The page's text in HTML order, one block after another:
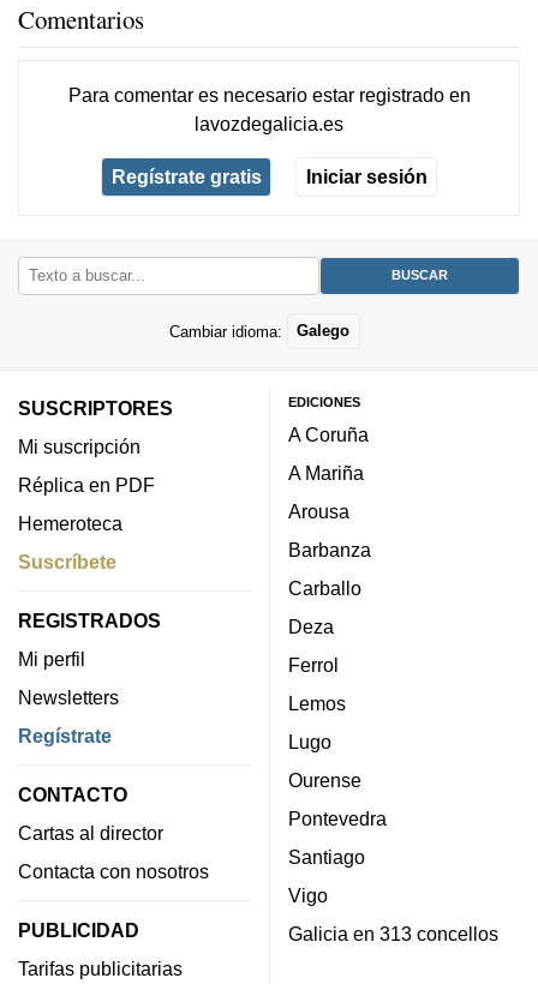
Comentarios
Para comentar es necesario estar registradoen
lavozdegalicia.es
Regístrate gratis Iniciar sesión
Cambiar idioma: Galego
SUSCRIPTORES
Mi suscripción
Réplica en PDF
Hemeroteca
Suscríbete
REGISTRADOS
Mi perfil
Newsletters
Regístrate
CONTACTO
Cartas al director
Contacta con nosotros
PUBLICIDAD
Tarifas publicitarias
EDICIONES
A Coruña
A Mariña
Arousa
Barbanza
Carballo
Deza
Ferrol
Lemos
Lugo
Ourense
Pontevedra
Santiago
Vigo
Galicia en 313 concellos